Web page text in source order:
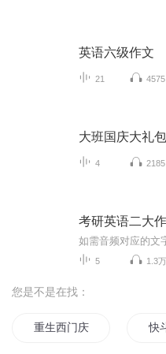
英语六级作文
21 4575
大班国庆大礼
4 2185
考研英语二大
5 1.3万
您是不是在找：
重生西门庆 快